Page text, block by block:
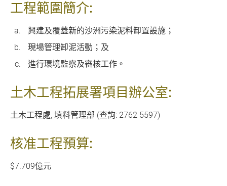
工程範圍簡介:
興建及覆蓋新的沙洲污染泥料卸置設施；
現場管理卸泥活動；及
進行環境監察及審核工作。
土木工程拓展署項目辦公室:
土木工程處, 填料管理部 (查詢: 2762 5597)
核准工程預算:
$7.709億元